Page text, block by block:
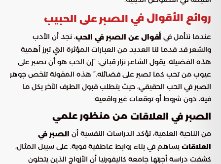
روائع الأقوال في الصبر على الحبيب
عندما نتأمل في أقوال عن الصبر في الحب، نجد أن الأدب
والشعر قد قدما لنا العديد من العبارات المؤثرة التي تبرز أهمية
هذه الفضيلة. يقول الشاعر نزار قباني: “إن الحب هو أن تصبر على
عيوب من تحب كما تصبر على فضائله.” هذه المقولة تلخص جوهر
الصبر في الحب الحقيقي، حيث يتطلب قبول الطرف الآخر بكل ما
فيه، دون شروط أو توقعات غير واقعية.
الصبر في العلاقات من منظور علمي
من الناحية العلمية، تؤكد الدراسات النفسية أن الصبر في
العلاقات يساهم في بناء روابط عاطفية قوية. على سبيل المثال،
كشفت دراسة أجرتها جامعة كاليفورنيا أن الأزواج الذين يتحلون